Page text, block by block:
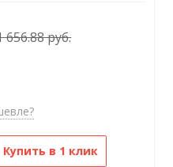
656.88 руб.
Купить в 1 клик